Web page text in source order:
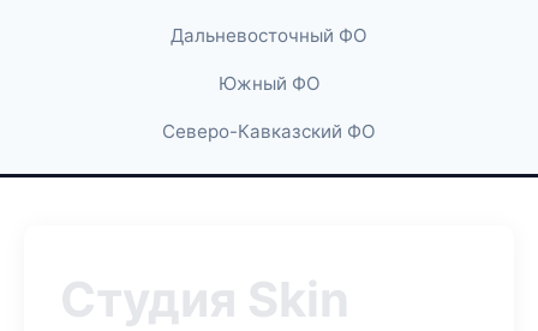
Дальневосточный ФО
Южный ФО
Северо-Кавказский ФО
Студия Skin